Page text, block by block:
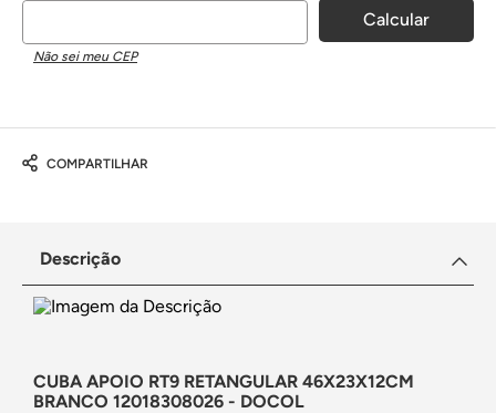
Não sei meu CEP
COMPARTILHAR
Descrição
CUBA APOIO RT9 RETANGULAR 46X23X12CM
BRANCO 12018308026 - DOCOL